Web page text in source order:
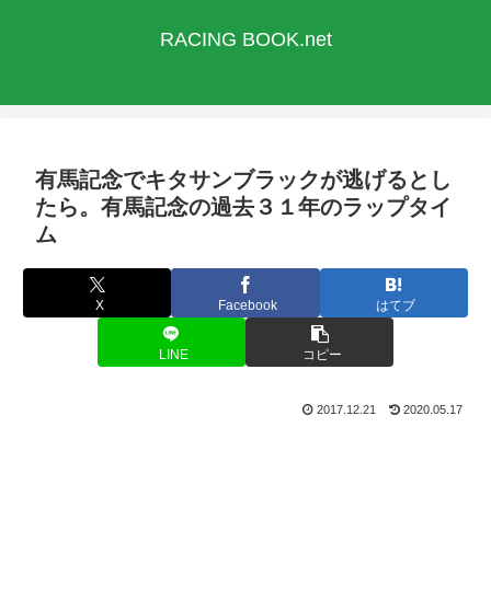
RACING BOOK.net
有馬記念でキタサンブラックが逃げるとし
たら。有馬記念の過去３１年のラップタイ
ム
X Facebook はてブ
LINE コピー
2017.12.21 2020.05.17